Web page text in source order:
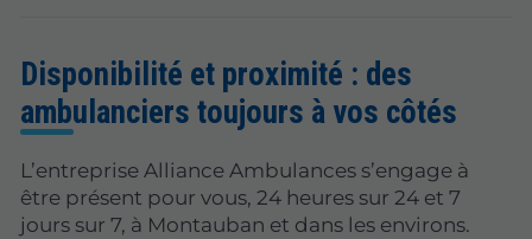
Disponibilité et proximité : des
ambulanciers toujours à vos côtés
L’entreprise Alliance Ambulances s’engage à
être présent pour vous, 24 heures sur 24 et 7
jours sur 7, à Montauban et dans les environs.